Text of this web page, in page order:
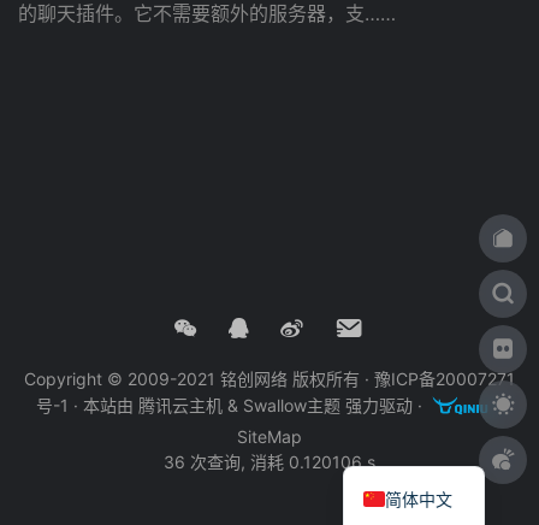
的聊天插件。它不需要额外的服务器，支……
Copyright © 2009-2021 铭创网络 版权所有 · 豫ICP备20007271
号-1 · 本站由 腾讯云主机 & Swallow主题 强力驱动 ·
·
SiteMap
36 次查询, 消耗 0.120106 s
简体中文